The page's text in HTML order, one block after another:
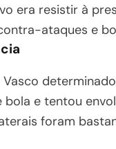
era resistir à
ataques e
e tentou
foram